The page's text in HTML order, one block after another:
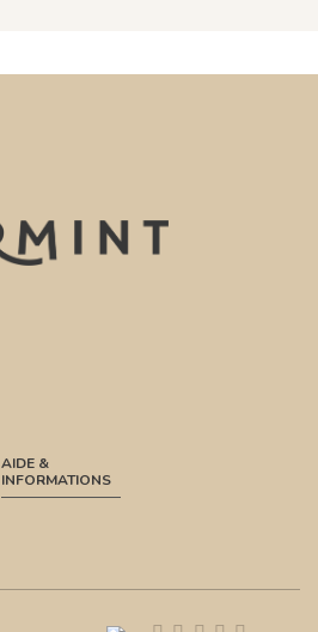
AIDE &
INFORMATIONS